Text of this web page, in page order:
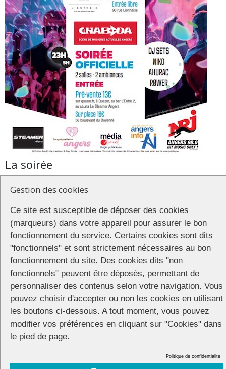
La soirée
Before
A partir de 18h, apéro au bar L’Entre 2 90 rue Lionnaise
Pride Night
De 23h à 5h, Pride Night 2023 soirée officielle de la Pride d’Angers
Le Chabada – boulevard du Doyenné
49000 Angers
Prévente 13€ chez Quazar, au bar L’Entre 2 et au sauna Le
Streamer
Gestion des cookies
Ce site est susceptible de déposer des cookies
(marqueurs) dans votre appareil pour assurer le bon
fonctionnement du service. Certains cookies sont dits
"fonctionnels" et sont strictement nécessaires au bon
fonctionnement du site. Des cookies dits "non
fonctionnels" peuvent être déposés, permettant de
personnaliser des contenus selon votre navigation. Vous
pouvez choisir d'accepter ou non les cookies en utilisant
les boutons ci-dessous. A tout moment, vous pouvez
modifier vos préférences en cliquant sur "Cookies" dans
le pied de page.
Politique de confidentialité